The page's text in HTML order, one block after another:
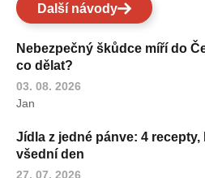
Další návody
Nebezpečný škůdce míří do
co dělat?
03. 08. 2026
Jan
Jídla z jedné pánve: 4
všední den
27. 07. 2026